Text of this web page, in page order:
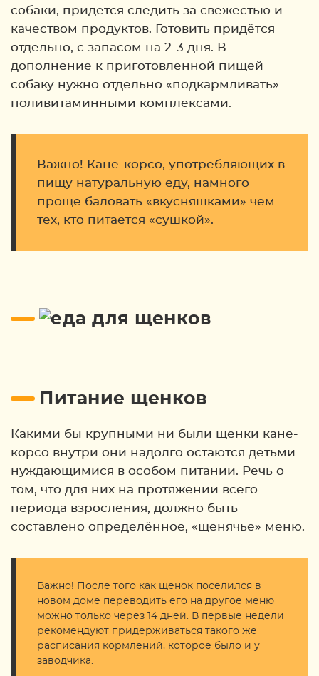
собаки, придётся следить за свежестью и
качеством продуктов. Готовить придётся
отдельно, с запасом на 2-3 дня. В
дополнение к приготовленной пищей
собаку нужно отдельно «подкармливать»
поливитаминными комплексами.
Важно! Кане-корсо, употребляющих в
пищу натуральную еду, намного
проще баловать «вкусняшками» чем
тех, кто питается «сушкой».
Питание щенков
Какими бы крупными ни были щенки кане-
корсо внутри они надолго остаются детьми
нуждающимися в особом питании. Речь о
том, что для них на протяжении всего
периода взросления, должно быть
составлено определённое, «щенячье» меню.
Важно! После того как щенок поселился в
новом доме переводить его на другое меню
можно только через 14 дней. В первые недели
рекомендуют придерживаться такого же
расписания кормлений, которое было и у
заводчика.